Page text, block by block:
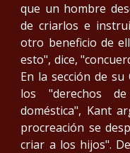
que un hombre
de criarlos e
otro beneficio de
esto", dice,
En la sección de su
los "derechos
doméstica", Kant
procreación se
criar a los hijos".